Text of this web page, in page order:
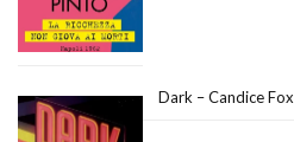
Dark – Candice Fox